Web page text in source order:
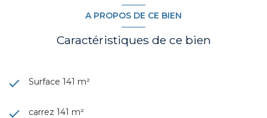
A PROPOS DE CE BIEN
Caractéristiques de ce bien
Surface 141 m²
carrez 141 m²